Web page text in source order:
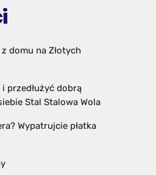
domu na Złotych
przedłużyć dobrą
Stal Stalowa Wola
Wypatrujcie płatka